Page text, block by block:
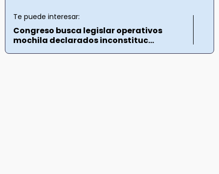
Te puede interesar:
Congreso busca legislar operativos
mochila declarados inconstituc...